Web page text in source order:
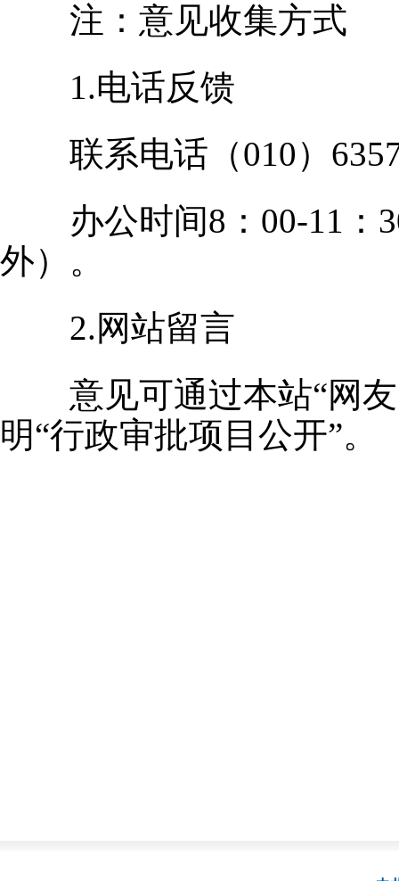
注：意见收集方式
1.电话反馈
联系电话（010）
办公时间8：00-11：
外）。
2.网站留言
意见可通过本站“网
明“行政审批项目公开”。